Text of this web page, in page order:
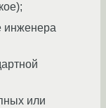
инженера
или